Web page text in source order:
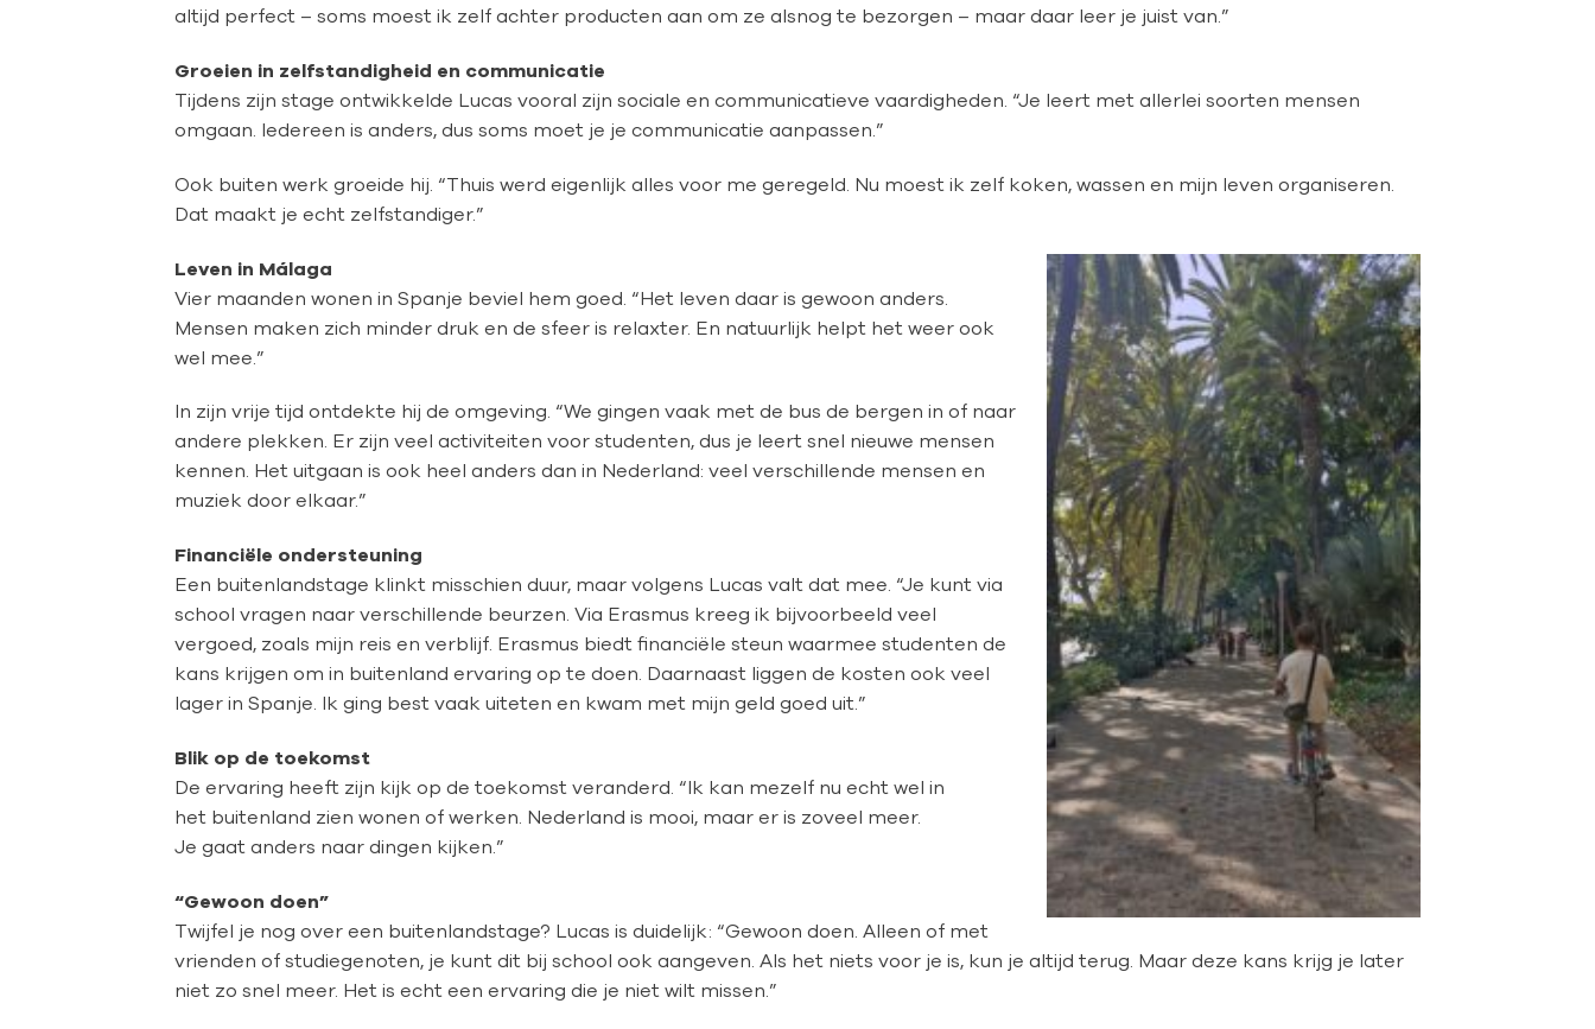
altijd perfect – soms moest ik zelf achter producten aan om ze alsnog te bezorgen – maar daar leer je juist van.”
Groeien in zelfstandigheid en communicatie
Tijdens zijn stage ontwikkelde Lucas vooral zijn sociale en communicatieve vaardigheden. “Je leert met allerlei soorten mensen
omgaan. Iedereen is anders, dus soms moet je je communicatie aanpassen.”
Ook buiten werk groeide hij. “Thuis werd eigenlijk alles voor me geregeld. Nu moest ik zelf koken, wassen en mijn leven organiseren.
Dat maakt je echt zelfstandiger.”
Leven in Málaga
Vier maanden wonen in Spanje beviel hem goed. “Het leven daar is gewoon anders.
Mensen maken zich minder druk en de sfeer is relaxter. En natuurlijk helpt het weer ook
wel mee.”
In zijn vrije tijd ontdekte hij de omgeving. “We gingen vaak met de bus de bergen in of naar
andere plekken. Er zijn veel activiteiten voor studenten, dus je leert snel nieuwe mensen
kennen. Het uitgaan is ook heel anders dan in Nederland: veel verschillende mensen en
muziek door elkaar.”
Financiële ondersteuning
Een buitenlandstage klinkt misschien duur, maar volgens Lucas valt dat mee. “Je kunt via
school vragen naar verschillende beurzen. Via Erasmus kreeg ik bijvoorbeeld veel
vergoed, zoals mijn reis en verblijf. Erasmus biedt financiële steun waarmee studenten de
kans krijgen om in buitenland ervaring op te doen. Daarnaast liggen de kosten ook veel
lager in Spanje. Ik ging best vaak uiteten en kwam met mijn geld goed uit.”
Blik op de toekomst
De ervaring heeft zijn kijk op de toekomst veranderd. “Ik kan mezelf nu echt wel in
het buitenland zien wonen of werken. Nederland is mooi, maar er is zoveel meer.
Je gaat anders naar dingen kijken.”
“Gewoon doen”
Twijfel je nog over een buitenlandstage? Lucas is duidelijk: “Gewoon doen. Alleen of met
vrienden of studiegenoten, je kunt dit bij school ook aangeven. Als het niets voor je is, kun je altijd terug. Maar deze kans krijg je later
niet zo snel meer. Het is echt een ervaring die je niet wilt missen.”